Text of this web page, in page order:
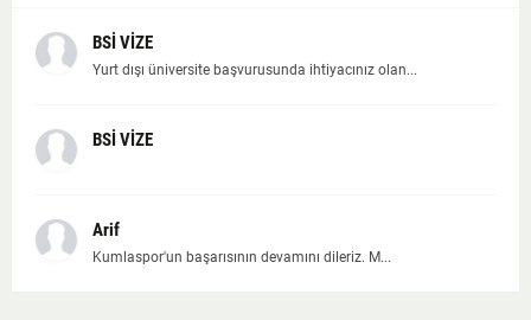
BSİ VİZE
Yurt dışı üniversite başvurusunda ihtiyacınız olan...
BSİ VİZE
Arif
Kumlaspor'un başarısının devamını dileriz. M...